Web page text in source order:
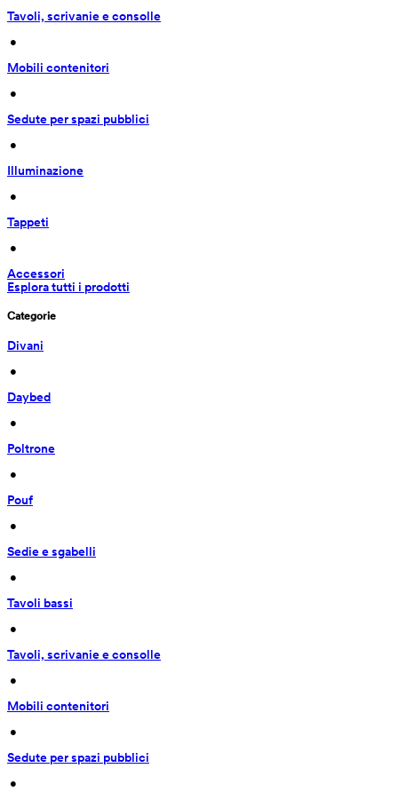
Tavoli, scrivanie e consolle
•
Mobili contenitori
•
Sedute per spazi pubblici
•
Illuminazione
•
Tappeti
•
Accessori
Esplora tutti i prodotti
Categorie
Divani
•
Daybed
•
Poltrone
•
Pouf
•
Sedie e sgabelli
•
Tavoli bassi
•
Tavoli, scrivanie e consolle
•
Mobili contenitori
•
Sedute per spazi pubblici
•